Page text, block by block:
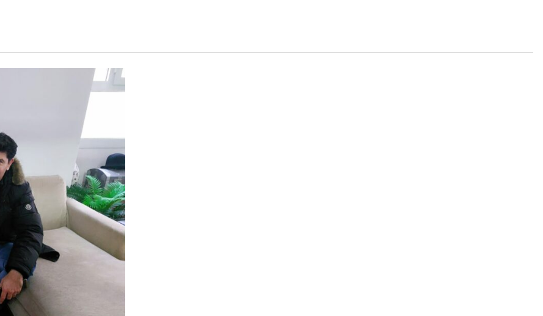
CLASSIFICA
CLASSIFICA SERIE B
Contatti
Collabora con noi
La Redazione